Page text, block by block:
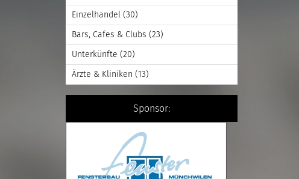
Einzelhandel (30)
Bars, Cafes & Clubs (23)
Unterkünfte (20)
Ärzte & Kliniken (13)
Sponsor: